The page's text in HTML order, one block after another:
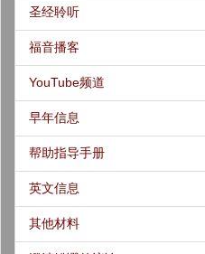
圣经聆听
福音播客
YouTube频道
早年信息
帮助指导手册
英文信息
其他材料